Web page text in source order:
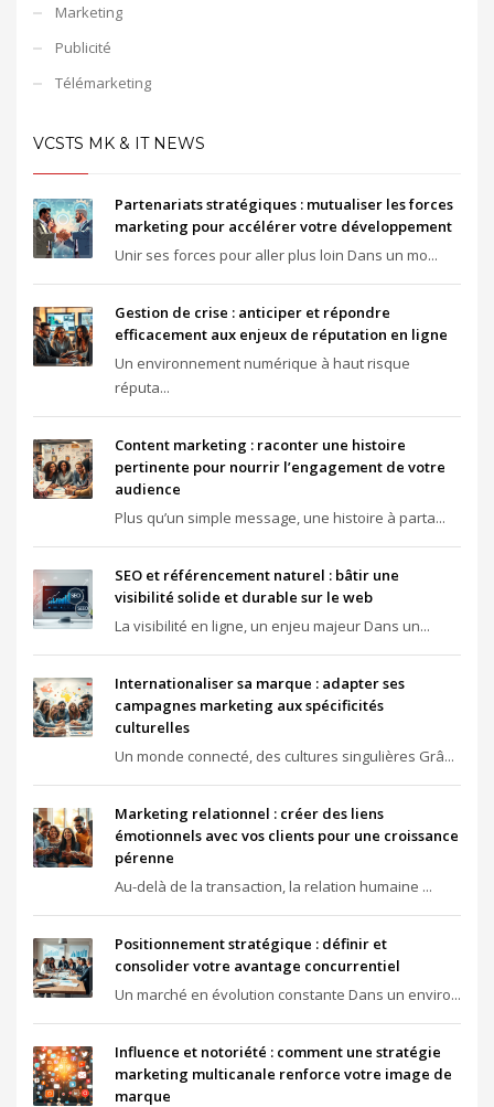
Marketing
Publicité
Télémarketing
VCSTS MK & IT NEWS
Partenariats stratégiques : mutualiser les forces
marketing pour accélérer votre développement
Unir ses forces pour aller plus loin Dans un mo...
Gestion de crise : anticiper et répondre
efficacement aux enjeux de réputation en ligne
Un environnement numérique à haut risque
réputa...
Content marketing : raconter une histoire
pertinente pour nourrir l’engagement de votre
audience
Plus qu’un simple message, une histoire à parta...
SEO et référencement naturel : bâtir une
visibilité solide et durable sur le web
La visibilité en ligne, un enjeu majeur Dans un...
Internationaliser sa marque : adapter ses
campagnes marketing aux spécificités
culturelles
Un monde connecté, des cultures singulières Grâ...
Marketing relationnel : créer des liens
émotionnels avec vos clients pour une croissance
pérenne
Au-delà de la transaction, la relation humaine ...
Positionnement stratégique : définir et
consolider votre avantage concurrentiel
Un marché en évolution constante Dans un enviro...
Influence et notoriété : comment une stratégie
marketing multicanale renforce votre image de
marque